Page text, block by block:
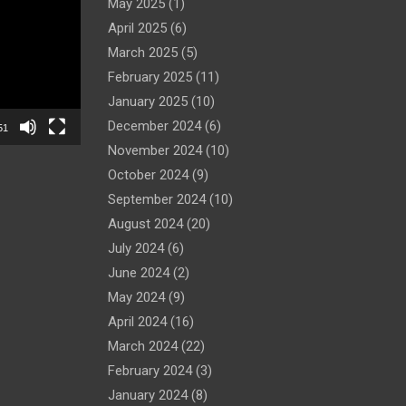
May 2025(1)
April 2025(6)
March 2025(5)
February 2025(11)
January 2025(10)
December 2024(6)
November 2024(10)
October 2024(9)
September 2024(10)
August 2024(20)
July 2024(6)
June 2024(2)
May 2024(9)
April 2024(16)
March 2024(22)
February 2024(3)
January 2024(8)